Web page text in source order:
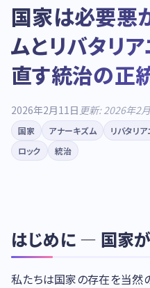
国家は必要悪
ムとリバタリ
直す統治の正
2026年2月11日 更新: 2026年2
国家
アナーキズム リバタリ
ロック
統治
はじめに — 国家
私たちは国家の存在を当然